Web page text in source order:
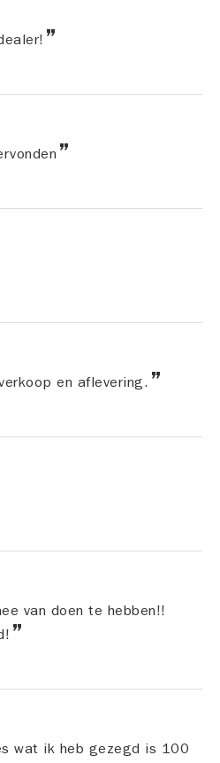
en aflevering.
van doen te hebben!!
wat ik heb gezegd is 100